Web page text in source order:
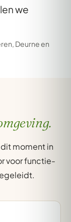
we
, Deurneen
moment in
voor functie-